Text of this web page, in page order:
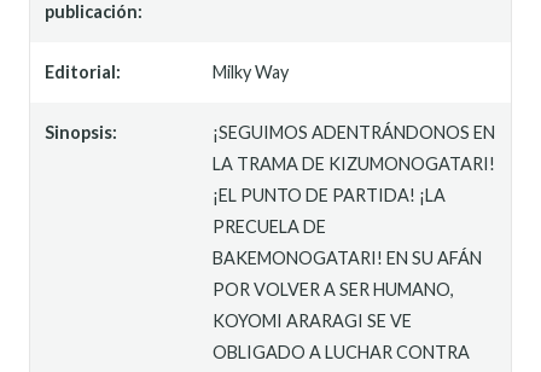
publicación:
Editorial: Milky Way
Sinopsis:
¡SEGUIMOS ADENTRÁNDONOS EN
LA TRAMA DE KIZUMONOGATARI!
¡EL PUNTO DE PARTIDA! ¡LA
PRECUELA DE
BAKEMONOGATARI! EN SU AFÁN
POR VOLVER A SER HUMANO,
KOYOMI ARARAGI SE VE
OBLIGADO A LUCHAR CONTRA